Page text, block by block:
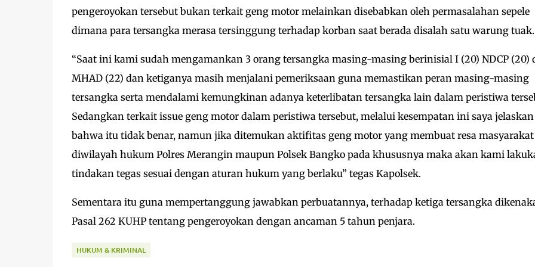
pengeroyokan tersebut bukan terkait geng motor melainkan disebabkan oleh permasalahan sepele
dimana para tersangka merasa tersinggung terhadap korban saat berada disalah satu warung tuak.
“Saat ini kami sudah mengamankan 3 orang tersangka masing-masing berinisial I (20) NDCP (20)
MHAD (22) dan ketiganya masih menjalani pemeriksaan guna memastikan peran masing-masing
tersangka serta mendalami kemungkinan adanya keterlibatan tersangka lain dalam peristiwa
Sedangkan terkait issue geng motor dalam peristiwa tersebut, melalui kesempatan ini saya jelaskan
bahwa itu tidak benar, namun jika ditemukan aktifitas geng motor yang membuat resa masyarakat
diwilayah hukum Polres Merangin maupun Polsek Bangko pada khususnya maka akan kami
tindakan tegas sesuai dengan aturan hukum yang berlaku” tegas Kapolsek.
Sementara itu guna mempertanggung jawabkan perbuatannya, terhadap ketiga tersangka
Pasal 262 KUHP tentang pengeroyokan dengan ancaman 5 tahun penjara.
HUKUM & KRIMINAL